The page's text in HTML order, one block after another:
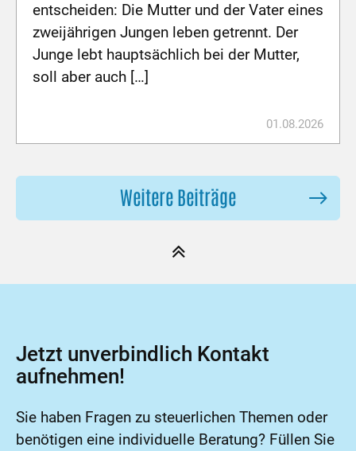
entscheiden: Die Mutter und der Vater eines
zweijährigen Jungen leben getrennt. Der
Junge lebt hauptsächlich bei der Mutter,
soll aber auch […]
01.08.2026
Weitere Beiträge
Jetzt unverbindlich Kontakt
aufnehmen!
Sie haben Fragen zu steuerlichen Themen oder
benötigen eine individuelle Beratung? Füllen Sie